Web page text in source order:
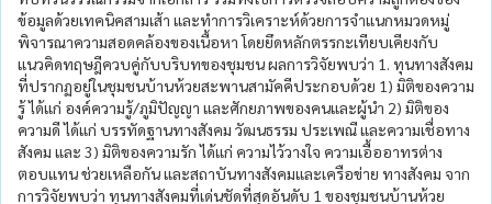
ข้อมูลด้วยเทคนิคสามเส้า และทำการวิเคราะห์ด้วยการจำแนกหมวดหมู่
พิจารณาความสอดคล้องของเนื้อหา โดยยึดหลักตรรกะเทียบเคียงกับ
แนวคิดทฤษฎีควบคู่กับบริบทของชุมชน ผลการวิจัยพบว่า 1. ทุนทางสังคม
ที่ปรากฏอยู่ในชุมชนบ้านห้วยสะพานสามัคคีประกอบด้วย 1) มิติของความ
รู้ ได้แก่ องค์ความรู้/ภูมิปัญญา และศักยภาพของคนและผู้นำ 2) มิติของ
ความดี ได้แก่ บรรทัดฐานทางสังคม วัฒนธรรม ประเพณี และความเชื่อทาง
สังคม และ 3) มิติของความรัก ได้แก่ ความไว้วางใจ ความเอื้ออาทรต่าง
ตอบแทน ช่วยเหลือกัน และสถาบันทางสังคมและเครือข่าย ทางสังคม จาก
การวิจัยพบว่า ทุนทางสังคมที่เด่นชัดที่สุดอันดับ 1 ของชุมชนบ้านห้วย